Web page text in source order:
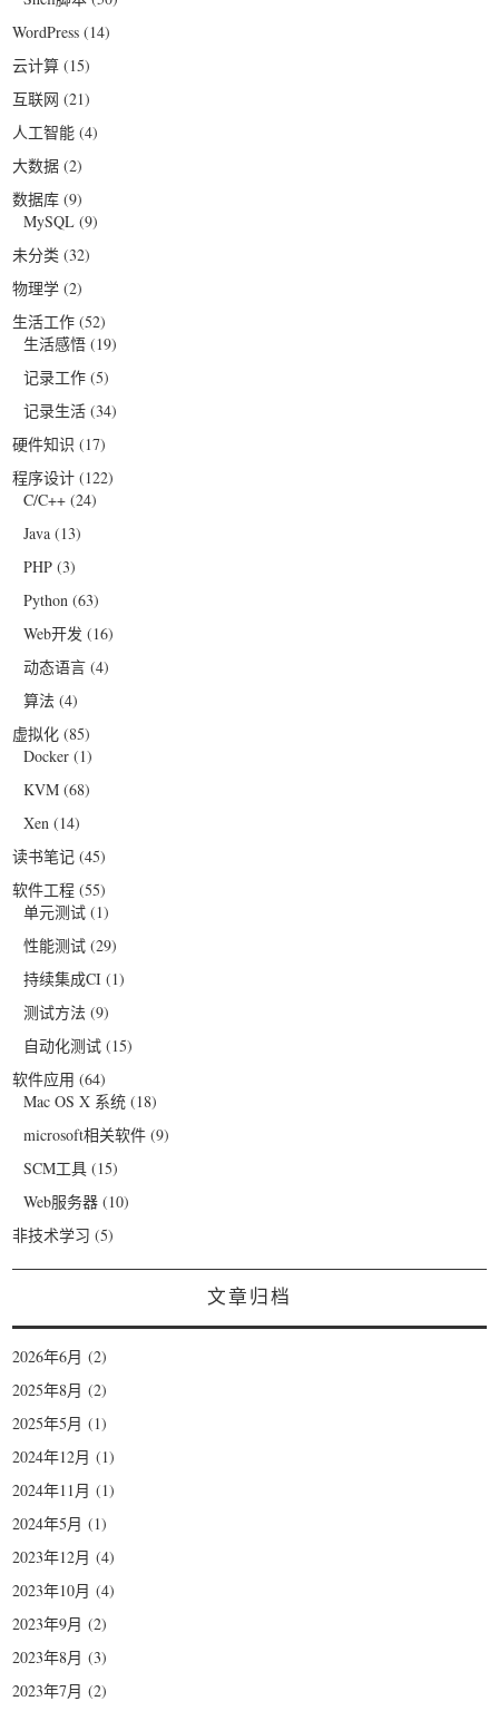
WordPress (14)
云计算 (15)
互联网 (21)
人工智能 (4)
大数据 (2)
数据库 (9)
MySQL (9)
未分类 (32)
物理学 (2)
生活工作 (52)
生活感悟 (19)
记录工作 (5)
记录生活 (34)
硬件知识 (17)
程序设计 (122)
C/C++ (24)
Java (13)
PHP (3)
Python (63)
Web开发 (16)
动态语言 (4)
算法 (4)
虚拟化 (85)
Docker (1)
KVM (68)
Xen (14)
读书笔记 (45)
软件工程 (55)
单元测试 (1)
性能测试 (29)
持续集成CI (1)
测试方法 (9)
自动化测试 (15)
软件应用 (64)
Mac OS X 系统 (18)
microsoft相关软件 (9)
SCM工具 (15)
Web服务器 (10)
非技术学习 (5)
文章归档
2026年6月 (2)
2025年8月 (2)
2025年5月 (1)
2024年12月 (1)
2024年11月 (1)
2024年5月 (1)
2023年12月 (4)
2023年10月 (4)
2023年9月 (2)
2023年8月 (3)
2023年7月 (2)